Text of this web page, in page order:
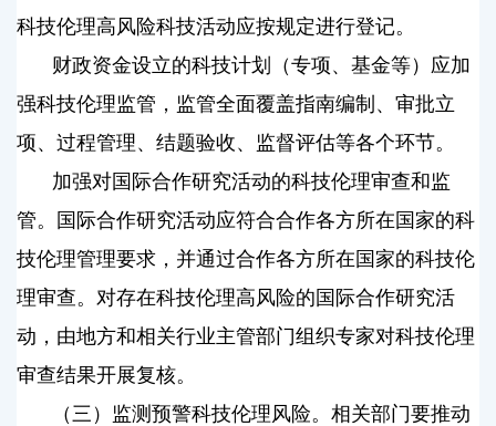
科技伦理高风险科技活动应按规定进行登记。
财政资金设立的科技计划（专项、基金等）应加
强科技伦理监管，监管全面覆盖指南编制、审批立
项、过程管理、结题验收、监督评估等各个环节。
加强对国际合作研究活动的科技伦理审查和监
管。国际合作研究活动应符合合作各方所在国家的科
技伦理管理要求，并通过合作各方所在国家的科技伦
理审查。对存在科技伦理高风险的国际合作研究活
动，由地方和相关行业主管部门组织专家对科技伦理
审查结果开展复核。
（三）监测预警科技伦理风险。相关部门要推动